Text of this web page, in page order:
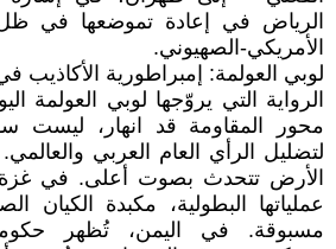
الرياض في إعادة تموضعها في
الأمريكي-الصهيوني.
لوبي العولمة: إمبراطورية الأكاذيب
الرواية التي يروّجها لوبي العولمة
محور المقاومة قد انهار، ليست
لتضليل الرأي العام العربي
الأرض تتحدث بصوت أعلى. في
عملياتها البطولية، مكبدة الكيان
مسبوقة. في اليمن، تُظهر